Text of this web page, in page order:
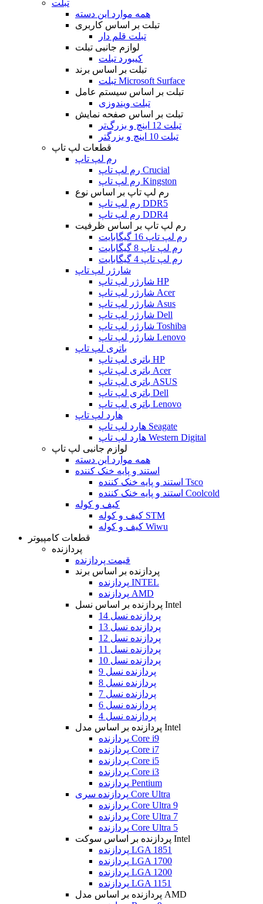
تبلت
همه موارد این دسته
تبلت بر اساس کاربری
تبلت قلم دار
لوازم جانبی تبلت
کیبورد تبلت
تبلت بر اساس برند
تبلت Microsoft Surface
تبلت بر اساس سیستم عامل
تبلت ویندوزی
تبلت بر اساس صفحه نمایش
تبلت 12 اینچ و بزرگ‌تر
تبلت 10 اینچ و بزرگتر
قطعات لپ تاپ
رم لپ تاپ
رم لپ تاپ Crucial
رم لپ تاپ Kingston
رم لپ تاپ بر اساس نوع
رم لپ تاپ DDR5
رم لپ تاپ DDR4
رم لپ تاپ بر اساس ظرفیت
رم لپ تاپ 16 گیگابایت
رم لپ تاپ 8 گیگابایت
رم لپ تاپ 4 گیگابایت
شارژر لپ تاپ
شارژر لپ تاپ HP
شارژر لپ تاپ Acer
شارژر لپ تاپ Asus
شارژر لپ تاپ Dell
شارژر لپ تاپ Toshiba
شارژر لپ تاپ Lenovo
باتری لپ تاپ
باتری لپ تاپ HP
باتری لپ تاپ Acer
باتری لپ تاپ ASUS
باتری لپ تاپ Dell
باتری لپ تاپ Lenovo
هارد لپ تاپ
هارد لپ تاپ Seagate
هارد لپ تاپ Western Digital
لوازم جانبی لپ تاپ
همه موارد این دسته
استند و پایه خنک کننده
استند و پایه خنک کننده Tsco
استند و پایه خنک کننده Coolcold
کیف و کوله
کیف و کوله STM
کیف و کوله Wiwu
قطعات کامپیوتر
پردازنده
قیمت پردازنده
پردازنده بر اساس برند
پردازنده INTEL
پردازنده AMD
پردازنده بر اساس نسل Intel
پردازنده نسل 14
پردازنده نسل 13
پردازنده نسل 12
پردازنده نسل 11
پردازنده نسل 10
پردازنده نسل 9
پردازنده نسل 8
پردازنده نسل 7
پردازنده نسل 6
پردازنده نسل 4
پردازنده بر اساس مدل Intel
پردازنده Core i9
پردازنده Core i7
پردازنده Core i5
پردازنده Core i3
پردازنده Pentium
پردازنده سری Core Ultra
پردازنده Core Ultra 9
پردازنده Core Ultra 7
پردازنده Core Ultra 5
پردازنده بر اساس سوکت Intel
پردازنده LGA 1851
پردازنده LGA 1700
پردازنده LGA 1200
پردازنده LGA 1151
پردازنده بر اساس مدل AMD